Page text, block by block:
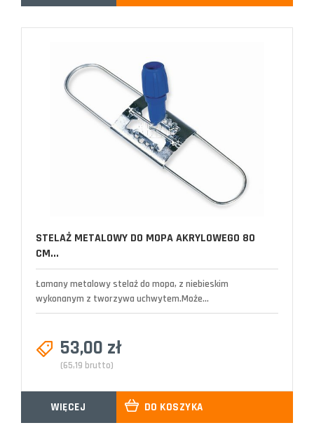
STELAŻ METALOWY DO MOPA AKRYLOWEGO 80
CM...
Łamany metalowy stelaż do mopa, z niebieskim
wykonanym z tworzywa uchwytem.Może...
53,00 zł
(65,19 brutto)
WIĘCEJ DO KOSZYKA